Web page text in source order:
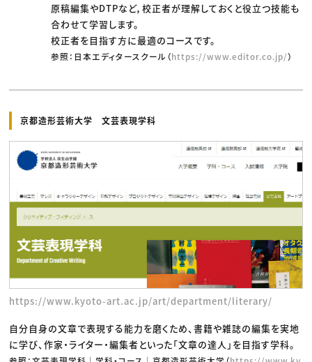
原稿編集やDTPなど，校正者が理解しておくと役立つ技能も
合わせて学習します。
校正者を目指す方に最適のコースです。
参照：日本エディタースクール（https://www.editor.co.jp/）
京都造形芸術大学 文芸表現学科
https://www.kyoto-art.ac.jp/art/department/literary/
自分自身の文章で表現する能力を磨くため、書籍や雑誌の編集を実地
に学び、作家・ライター・編集者といった「文章の達人」を目指す学科。